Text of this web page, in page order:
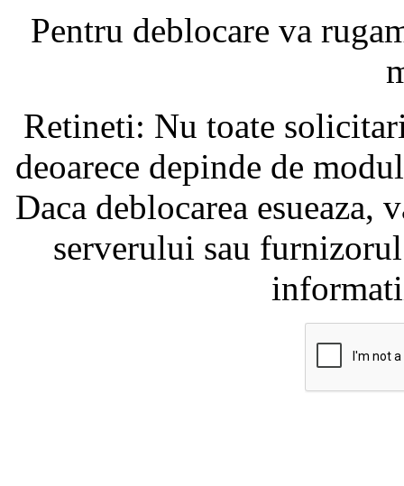
Pentru deblocare va
Retineti: Nu toate
deoarece depinde de
Daca deblocarea
serverului sau